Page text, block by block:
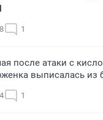
1
после атаки с
выписалась из
1